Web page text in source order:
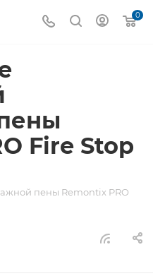
0
Fire Stop
пены Remontix PRO